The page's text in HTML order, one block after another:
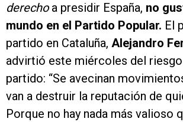
derechoa presidir España, no
mundo en el Partido Popular. El
partido en Cataluña, Alejandro
advirtió este miércoles del
partido: “Se avecinan
van a destruir la reputación de
Porque no hay nada más valioso